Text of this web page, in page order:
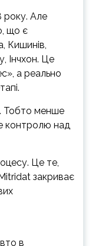
року. Але
що є
Кишинів,
Інчхон. Це
а реально
Тобто менше
контролю над
Це те,
закриває
в